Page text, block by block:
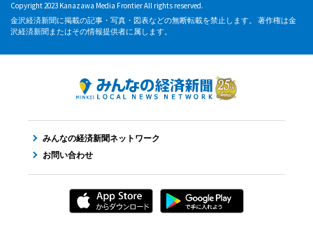
Copyright 2023 Kanazawa Media Frontier All rights reserved.
金沢経済新聞に掲載の記事・写真・図表などの無断転載を禁止します。 著作権は金
沢経済新聞またはその情報提供者に属します。
みんなの経済新聞ネットワーク
お問い合わせ